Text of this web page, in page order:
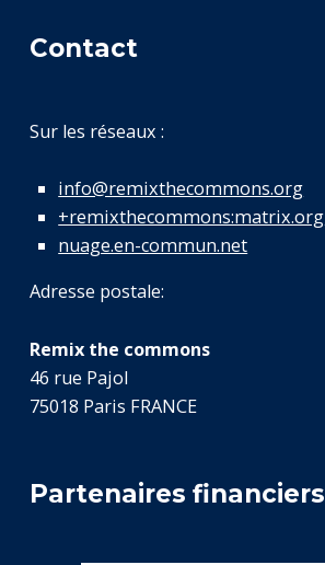
Contact
Sur les réseaux :
info@remixthecommons.org
+remixthecommons:matrix.org
nuage.en-commun.net
Adresse postale:
Remix the commons
46 rue Pajol
75018 Paris FRANCE
Partenaires financiers